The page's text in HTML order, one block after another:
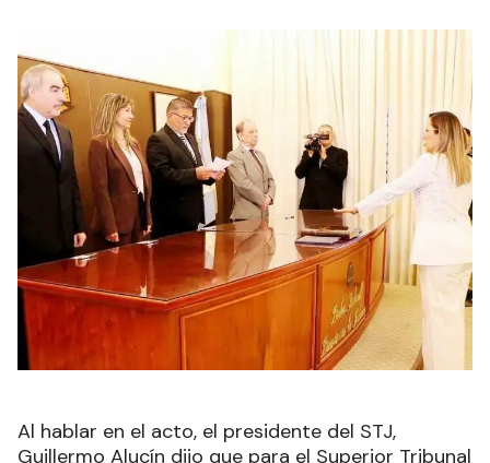
Al hablar en el acto, el presidente del STJ,
Guillermo Alucín dijo que para el Superior Tribunal